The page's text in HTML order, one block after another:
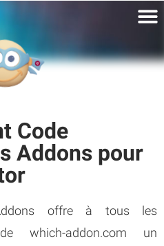
Code
Addons pour
offre à tous les
which-addon.com un